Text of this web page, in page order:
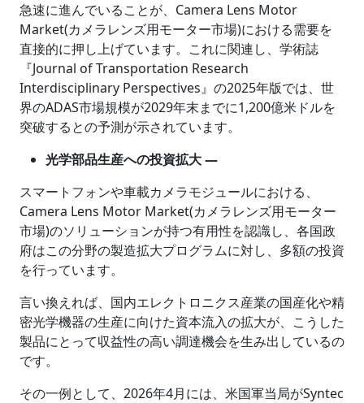
急速に進んでいることが、Camera Lens Motor
Market(カメラレンズ用モーター市場)における需要を
直接的に押し上げています。これに関連し、学術誌
『Journal of Transportation Research
Interdisciplinary Perspectives』の2025年版では、世
界のADAS市場規模が2029年末までに1,200億米ドルを
突破するとの予測が示されています。
光学部品生産への投資拡大 ―
スマートフォンや車載カメラモジュールにおける、
Camera Lens Motor Market(カメラレンズ用モーター
市場)のソリューションが持つ有用性を認識し、各国政
府はこの分野の製造拡大プログラムに対し、多額の投資
を行っています。
言い換えれば、国内エレクトロニクス産業の国産化や精
密光学機器の生産に向けた資本流入の拡大が、こうした
製品にとって収益性の高い調達機会を生み出しているの
です。
その一例として、2026年4月には、米国軍当局がSyntec